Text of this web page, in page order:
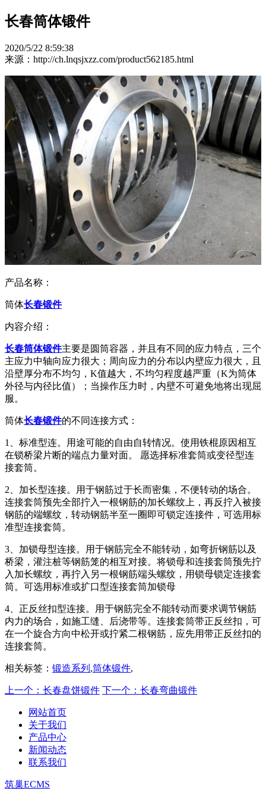
长春筒体锻件
2020/5/22 8:59:38
来源：http://ch.lnqsjxzz.com/product562185.html
产品名称：
筒体长春锻件
内容介绍：
长春筒体锻件主要是圆筒容器，并且有不同的应力特点，三个
主应力中轴向应力很大；周向应力的分布以内壁应力很大，且
沿壁厚分布不均匀，K值越大，不均匀程度越严重（K为筒体
外径与内径比值）；当操作压力时，内壁不可避免地将出现屈
服。
筒体长春锻件的不同连接方式：
1、标准型连。用途可能的自由自转情况。使用铁棍原因相互
在锁桥梁片断的端点力量对面。 愿选择标准套筒或变径型连
接套筒。
2、加长型连接。用于钢筋过于长而密集，不便转动的场合。
连接套筒预先全部拧入一根钢筋的加长螺纹上，再反拧入被接
钢筋的端螺纹，转动钢筋半至一圈即可锁定连接件，可选用标
准型连接套筒。
3、加锁母型连接。用于钢筋完全不能转动，如弯折钢筋以及
桥梁，灌注桩等钢筋笼的相互对接。将锁母和连接套筒预先拧
入加长螺纹，再拧入另一根钢筋端头螺纹，用锁母锁定连接套
筒。可选用标准或扩口型连接套筒加锁母
4、正反丝扣型连接。用于钢筋完全不能转动而要求调节钢筋
内力的场合，如施工缝、后浇带等。连接套筒带正反丝扣，可
在一个旋合方向中松开或拧紧二根钢筋，应先用带正反丝扣的
连接套筒。
相关标签： 锻造系列 ,筒体锻件,
上一个：长春盘饼锻件 下一个：长春弯曲锻件
网站首页
关于我们
产品中心
新闻动态
联系我们
筑巢ECMS